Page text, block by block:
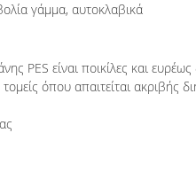
γάμμα, αυτοκλαβικά
PES είναι ποικίλες και
όπου απαιτείται ακριβής